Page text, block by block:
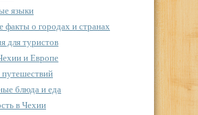
языки
факты о городах и странах
для туристов
и Европе
блюда и еда
в Чехии